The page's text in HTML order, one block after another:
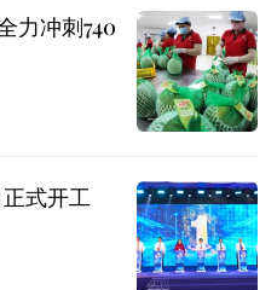
力冲刺740
式开工